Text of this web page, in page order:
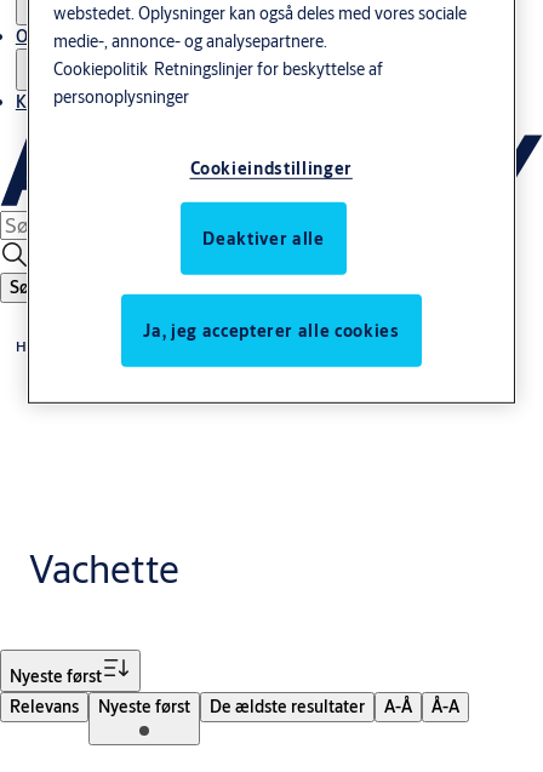
Om os
Kontakt os
Søg
Home
Vachette
Nyeste først
Relevans
Nyeste først De ældste resultater A-Å Å-A
webstedet. Oplysninger kan også deles med vores sociale
medie-, annonce- og analysepartnere.
Cookiepolitik Retningslinjer for beskyttelse af
personoplysninger
Cookieindstillinger
Deaktiver alle
Ja, jeg accepterer alle cookies